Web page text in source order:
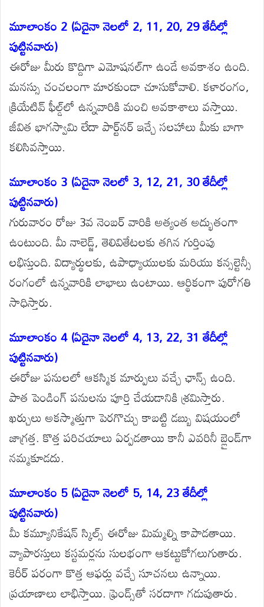
మూలాంకం 2 (ఏదైనా నెలలో 2, 11, 20, 29 తేదీల్లో
పుట్టినవారు)
ఈరోజు మీరు కొద్దిగా ఎమోషనల్‌గా ఉండే అవకాశం ఉంది.
మనస్సు చంచలంగా మారకుండా చూసుకోవాలి. కళారంగం,
క్రియేటివ్ ఫీల్డ్‌లో ఉన్నవారికి మంచి అవకాశాలు వస్తాయి.
జీవిత భాగస్వామి లేదా పార్ట్‌నర్ ఇచ్చే సలహాలు మీకు బాగా
కలిసివస్తాయి.
మూలాంకం 3 (ఏదైనా నెలలో 3, 12, 21, 30 తేదీల్లో
పుట్టినవారు)
గురువారం రోజు 3వ నెంబర్ వారికి అత్యంత అద్భుతంగా
ఉంటుంది. మీ నాలెడ్జ్, తెలివితేటలకు తగిన గుర్తింపు
లభిస్తుంది. విద్యార్థులకు, ఉపాధ్యాయులకు మరియు కన్సల్టెన్సీ
రంగంలో ఉన్నవారికి లాభాలు ఉంటాయి. ఆర్థికంగా పురోగతి
సాధిస్తారు.
మూలాంకం 4 (ఏదైనా నెలలో 4, 13, 22, 31 తేదీల్లో
పుట్టినవారు)
ఈరోజు పనులలో ఆకస్మిక మార్పులు వచ్చే ఛాన్స్ ఉంది.
పాత పెండింగ్ పనులను పూర్తి చేయడానికి శ్రమిస్తారు.
ఖర్చులు అకస్మాత్తుగా పెరగొచ్చు కాబట్టి డబ్బు విషయంలో
జాగ్రత్త. కొత్త పరిచయాలు ఏర్పడతాయి కానీ ఎవరినీ బ్లైండ్‌గా
నమ్మకూడదు.
మూలాంకం 5 (ఏదైనా నెలలో 5, 14, 23 తేదీల్లో
పుట్టినవారు)
మీ కమ్యూనికేషన్ స్కిల్స్ ఈరోజు మిమ్మల్ని కాపాడతాయి.
వ్యాపారస్తులు కస్టమర్లను సులభంగా ఆకట్టుకోగలుగుతారు.
కెరీర్ పరంగా కొత్త ఆఫర్లు వచ్చే సూచనలు ఉన్నాయి.
ప్రయాణాలు లాభిస్తాయి. ఫ్రెండ్స్‌తో సరదాగా గడుపుతారు.